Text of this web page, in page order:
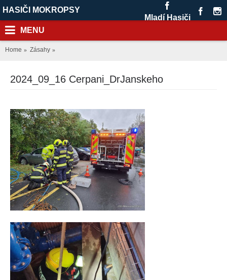
HASIČI MOKROPSY
Mladí Hasiči
MENU
Home Zásahy
2024_09_16 Cerpani_DrJanskeho